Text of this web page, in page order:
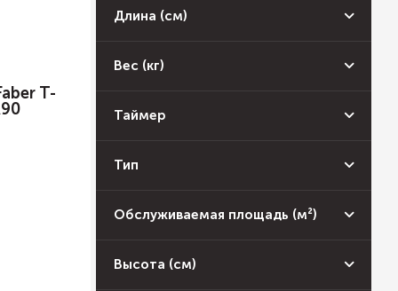
T-
Длина (см)
Вес (кг)
Таймер
Тип
Обслуживаемая площадь (м²)
Высота (см)